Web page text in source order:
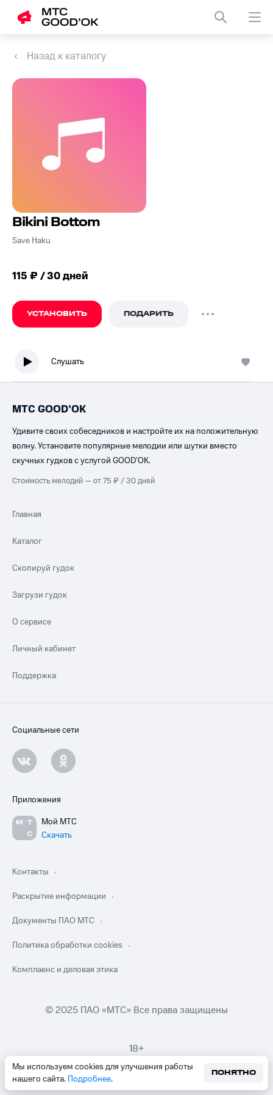
Назад к каталогу
Bikini Bottom
Save Haku
115 ₽ / 30 дней
УСТАНОВИТЬ ПОДАРИТЬ
Слушать
Мы используем cookies для улучшения работы
нашего сайта. Подробнее.
ПОНЯТНО
МТС GOOD’OK
Удивите своих собеседников и настройте их на положительную
волну. Установите популярные мелодии или шутки вместо
скучных гудков с услугой GOOD’OK.
Стоимость мелодий — от 75 ₽ / 30 дней
Главная
Каталог
Скопируй гудок
Загрузи гудок
О сервисе
Личный кабинет
Поддержка
Социальные сети
Приложения
Мой МТС
Скачать
Контакты
Раскрытие информации
Документы ПАО МТС
Политика обработки cookies
Комплаенс и деловая этика
© 2025 ПАО «МТС» Все права защищены
18+